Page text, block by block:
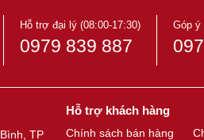
Hỗ trợ đại lý (08:00-17:30)
0979 839 887
Góp ý
TP
Hỗ trợ khách hàng
Chính sách bán hàng